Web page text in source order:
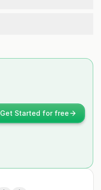
Get Started for free